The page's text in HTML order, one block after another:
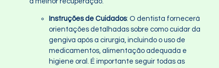
Instruções de Cuidados: O dentista fornecerá
orientações detalhadas sobre como cuidar da
gengiva após a cirurgia, incluindo o uso de
medicamentos, alimentação adequada e
higiene oral. É importante seguir todas as